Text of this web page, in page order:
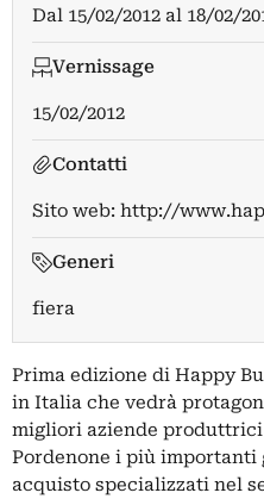
Dal 15/02/2012 al 18/02/
Vernissage
15/02/2012
Contatti
Sito web: http://
Generi
fiera
Prima edizione di Happy
in Italia che vedrà
migliori aziende
Pordenone i più
acquisto specializzati nel